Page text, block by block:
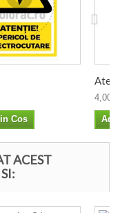
Cos
4,00
ACEST